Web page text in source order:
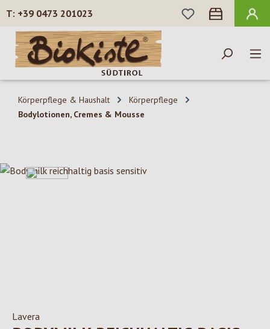
Zum Hauptinhalt springen
+39 0473 201023
DU HAST 0
Körperpflege & Haushalt
Körperpflege
Bodylotionen, Cremes & Mousse
Bildergalerie überspringen
Lavera